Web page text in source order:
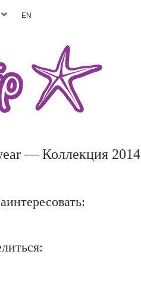
EN
— Коллекция 2014